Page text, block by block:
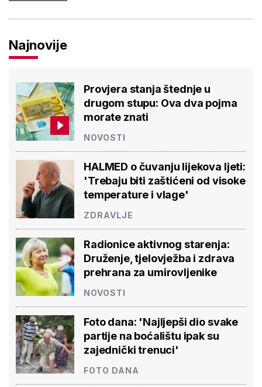
Najnovije
Provjera stanja štednje u
drugom stupu: Ova dva pojma
morate znati
NOVOSTI
HALMED o čuvanju lijekova ljeti:
'Trebaju biti zaštićeni od visoke
temperature i vlage'
ZDRAVLJE
Radionice aktivnog starenja:
Druženje, tjelovježba i zdrava
prehrana za umirovljenike
NOVOSTI
Foto dana: 'Najljepši dio svake
partije na boćalištu ipak su
zajednički trenuci'
FOTO DANA